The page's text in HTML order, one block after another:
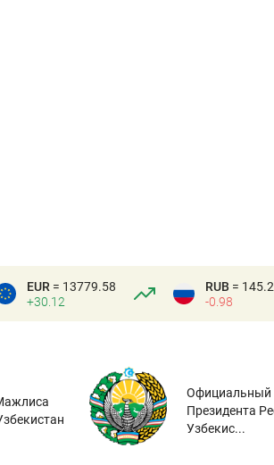
EUR = 13779.58
+30.12
RUB =
-0.98
Официальный
Президента
Узбекис...